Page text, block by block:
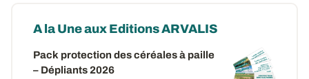
A la Une aux Editions ARVALIS
Pack protection des céréales à paille
– Dépliants 2026